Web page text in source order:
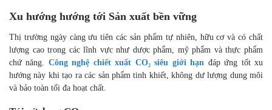
Xu hướng hướng tới Sản xuất bền vững
Thị trường ngày càng ưu tiên các sản phẩm tự nhiên, hữu cơ và có